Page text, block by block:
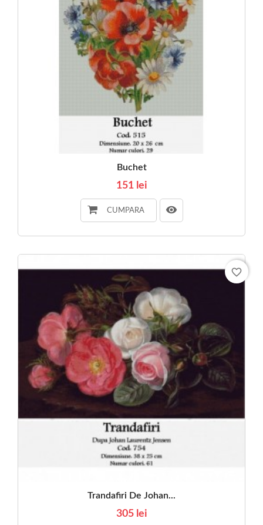
Buchet
151 lei
CUMPARA
Trandafiri De Johan...
305 lei
favorite_border